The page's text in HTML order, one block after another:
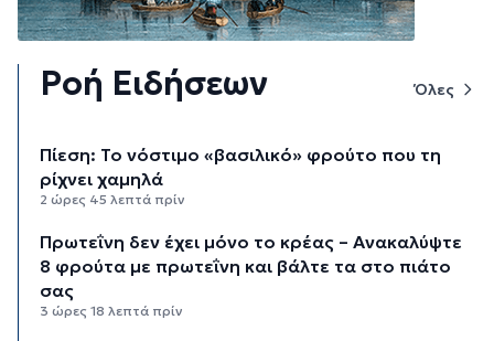
Ροή Ειδήσεων Όλες
Πίεση: Το νόστιμο «βασιλικό» φρούτο που τη
ρίχνει χαμηλά
2 ώρες 45 λεπτά πρίν
Πρωτεΐνη δεν έχει μόνο το κρέας – Ανακαλύψτε
8 φρούτα με πρωτεΐνη και βάλτε τα στο πιάτο
σας
3 ώρες 18 λεπτά πρίν